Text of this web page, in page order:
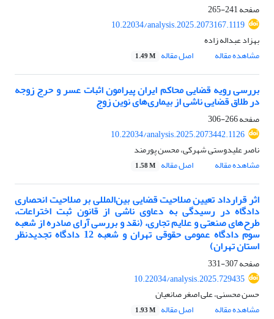
صفحه241-265
10.22034/analysis.2025.2073167.1119
بهزاد عبداله زاده
مشاهده مقاله
اصل مقاله 1.49 M
بررسی رویه قضایی محاکم ایران پیرامون اثبات عسر و حرج زوجه
در طلاق قضایی ناشی از بیماری‌های نوین زوج
صفحه266-306
10.22034/analysis.2025.2073442.1126
ناصر علیدوستی شهرکی، محسن پورمند
مشاهده مقاله
اصل مقاله 1.58 M
اثر قرارداد تعیین صلاحیت قضایی بین‌المللی بر صلاحیت انحصاری
دادگاه در رسیدگی به دعاوی ناشی از قانون ثبت اختراعات،
طرح‌های صنعتی و علایم تجاری، (نقد و بررسی آرای صادره از شعبه
سوم دادگاه عمومی حقوقی تهران و شعبه 12 دادگاه تجدیدنظر
استان تهران)
صفحه307-331
10.22034/analysis.2025.729435
حسن محسنی، علی اصغر صانعیان
مشاهده مقاله
اصل مقاله 1.93 M